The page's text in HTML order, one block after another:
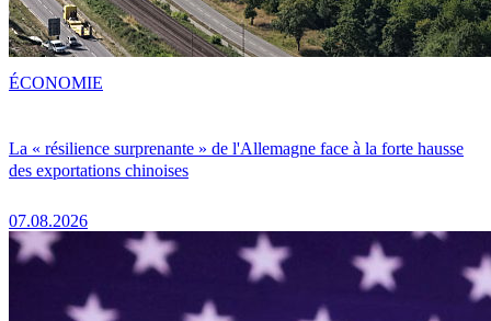
La « résilience surprenante » de l'Allemagne face à la forte hausse
des exportations chinoises
07.08.2026
ÉCONOMIE